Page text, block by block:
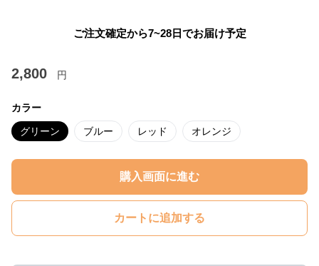
ご注文確定から7~28日でお届け予定
2,800 円
カラー
グリーン ブルー レッド オレンジ
購入画面に進む
カートに追加する